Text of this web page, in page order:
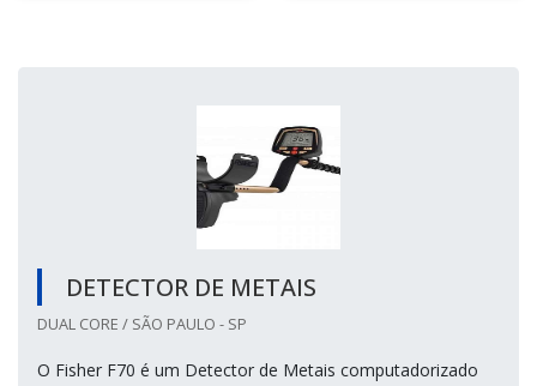
DETECTOR DE METAIS
DUAL CORE / SÃO PAULO - SP
O Fisher F70 é um Detector de Metais computadorizado